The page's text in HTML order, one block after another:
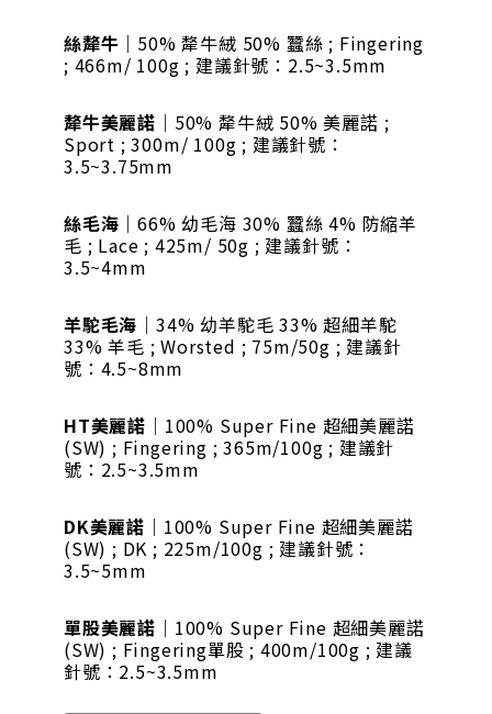
絲犛牛 ｜50% 犛牛絨 50% 蠶絲 ; Fingering
; 466m/ 100g ; 建議針號：2.5~3.5mm
犛牛美麗諾 ｜50% 犛牛絨 50% 美麗諾 ;
Sport ; 300m/ 100g ; 建議針號：
3.5~3.75mm
絲毛海 ｜66% 幼毛海 30% 蠶絲 4% 防縮羊
毛 ; Lace ; 425m/ 50g ; 建議針號：
3.5~4mm
羊駝毛海 ｜34% 幼羊駝毛 33% 超細羊駝
33% 羊毛 ; Worsted ; 75m/50g ; 建議針
號：4.5~8mm
HT美麗諾 ｜100% Super Fine 超細美麗諾
(SW) ; Fingering ; 365m/100g ; 建議針
號：2.5~3.5mm
DK美麗諾 ｜100% Super Fine 超細美麗諾
(SW) ; DK ; 225m/100g ; 建議針號：
3.5~5mm
單股美麗諾 ｜100% Super Fine 超細美麗諾
(SW) ; Fingering單股 ; 400m/100g ; 建議
針號：2.5~3.5mm